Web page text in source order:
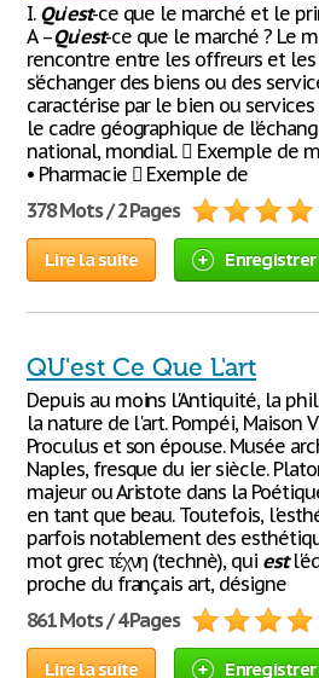
I. Qu’est-ce que le marché et le
A –Qu’est-ce que le marché ? Le
rencontre entre les offreurs et
s’échanger des biens ou des
caractérise par le bien ou
le cadre géographique de
national, mondial.  Exemple de
• Pharmacie  Exemple de
378 Mots / 2 Pages
Lire la suite Enregistrer
QU'est Ce Que L'art
Depuis au moins l'Antiquité, la
la nature de l'art. Pompéi, Maison
Proculus et son épouse. Musée
Naples, fresque du ier siècle.
majeur ou Aristote dans la
en tant que beau. Toutefois,
parfois notablement des
mot grec τέχνη (technè), qui est
proche du français art, désigne
861 Mots / 4 Pages
Lire la suite Enregistrer